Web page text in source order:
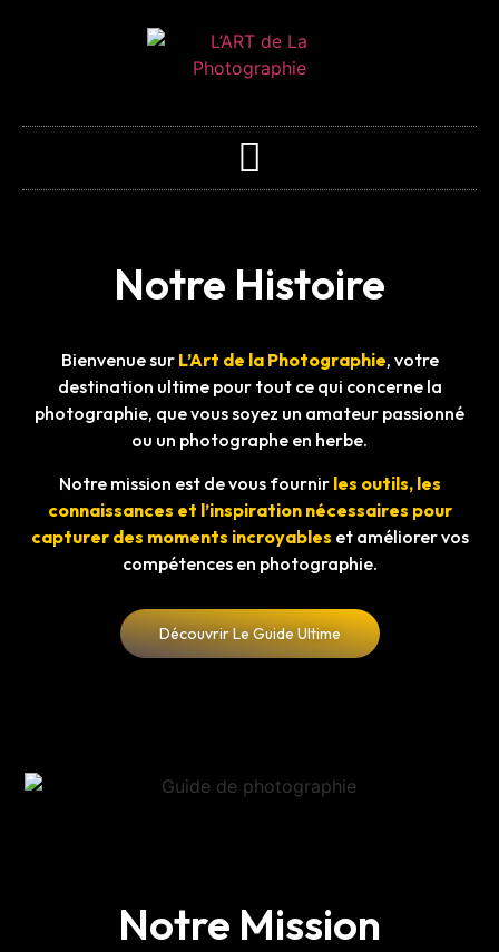
Notre Histoire
Bienvenue sur L’Art de la Photographie, votre
destination ultime pour tout ce qui concerne la
photographie, que vous soyez un amateur passionné
ou un photographe en herbe.
Notre mission est de vous fournir les outils, les
connaissances et l’inspiration nécessaires pour
capturer des moments incroyables et améliorer vos
compétences en photographie.
Découvrir Le Guide Ultime
Notre Mission